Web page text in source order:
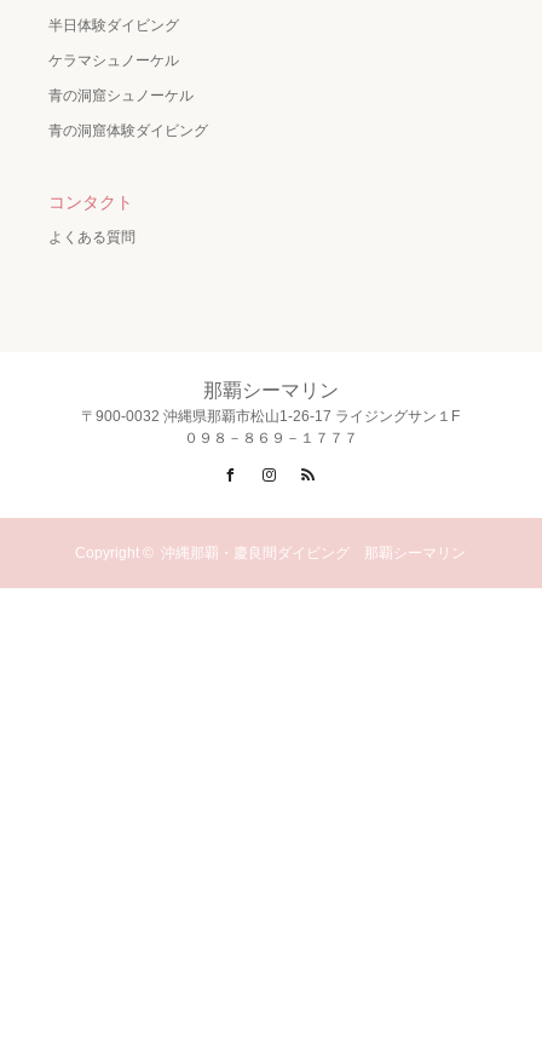
半日体験ダイビング
ケラマシュノーケル
青の洞窟シュノーケル
青の洞窟体験ダイビング
コンタクト
よくある質問
那覇シーマリン
〒900-0032 沖縄県那覇市松山1-26-17 ライジングサン１F
０９８－８６９－１７７７
FacebookInstagram
Copyright ©沖縄那覇・慶良間ダイビング 那覇シーマリン